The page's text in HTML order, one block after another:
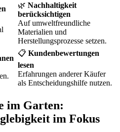
🌿 Nachhaltigkeit
berücksichtigen
Auf umweltfreundliche
Materialien und
Herstellungsprozesse setzen.
📋 Kundenbewertungen
lesen
Erfahrungen anderer Käufer
als Entscheidungshilfe nutzen.
im Garten:
im Fokus